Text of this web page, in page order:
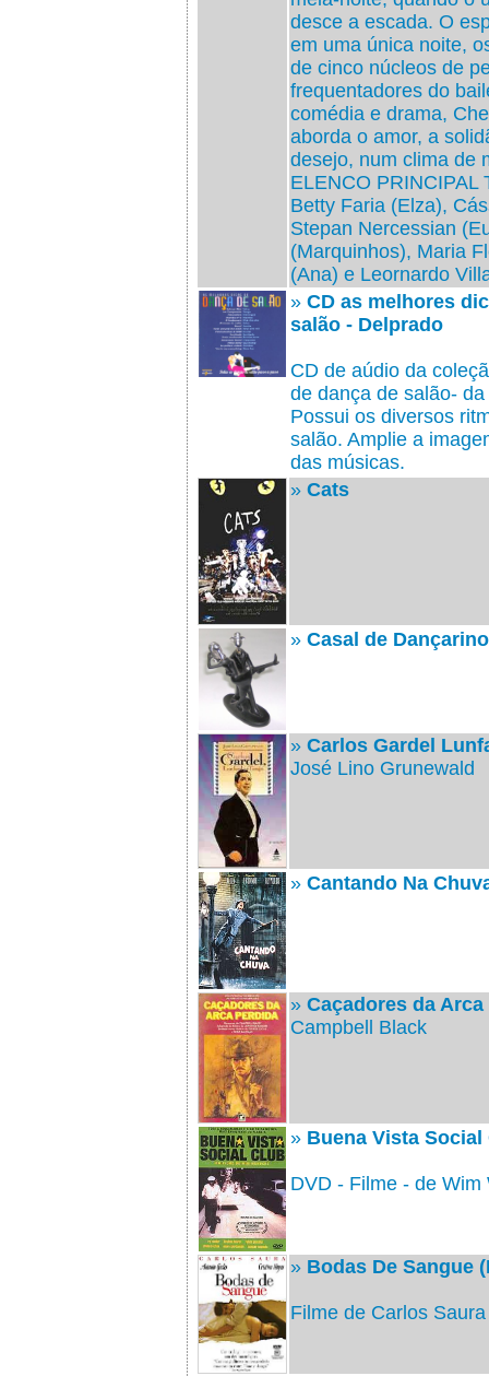
desce a escada. O
em uma única noite,
de cinco núcleos de
frequentadores do
comédia e drama,
aborda o amor, a
desejo, num clima de
ELENCO PRINCIPAL
Betty Faria (Elza),
Stepan Nercessian
(Marquinhos), Maria
(Ana) e Leornardo
» CD as melhores
salão - Delprado
CD de aúdio da
de dança de salão-
Possui os diversos
salão. Amplie a
das músicas.
» Cats
» Casal de
» Carlos Gardel
José Lino Grunewald
» Cantando Na
» Caçadores da
Campbell Black
» Buena Vista Social
DVD - Filme - de Wim
» Bodas De Sangue
Filme de Carlos Saura